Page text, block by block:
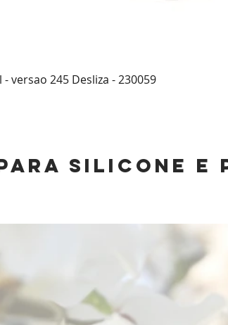
Visualização rápida
versao 245 Desliza - 230059
silicone e